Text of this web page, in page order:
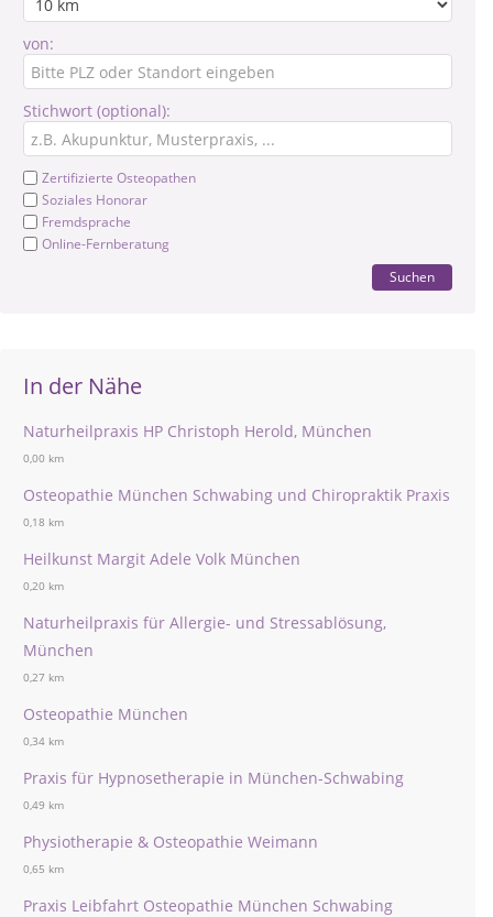
von:
Stichwort (optional):
Zertifizierte Osteopathen
Soziales Honorar
Fremdsprache
Online-Fernberatung
Suchen
In der Nähe
Naturheilpraxis HP Christoph Herold, München
0,00 km
Osteopathie München Schwabing und Chiropraktik Praxis
0,18 km
Heilkunst Margit Adele Volk München
0,20 km
Naturheilpraxis für Allergie- und Stressablösung,
München
0,27 km
Osteopathie München
0,34 km
Praxis für Hypnosetherapie in München-Schwabing
0,49 km
Physiotherapie & Osteopathie Weimann
0,65 km
Praxis Leibfahrt Osteopathie München Schwabing